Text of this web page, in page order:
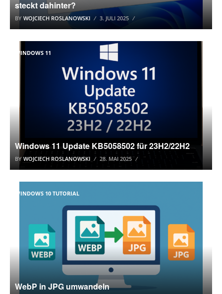
steckt dahinter?
BY WOJCIECH ROSLANOWSKI 3. JULI 2025
WINDOWS 11
Windows 11 Update KB5058502 für 23H2/22H2
BYWOJCIECH ROSLANOWSKI 28. MAI 2025
WINDOWS 10 TUTORIAL
WebP in JPG umwandeln